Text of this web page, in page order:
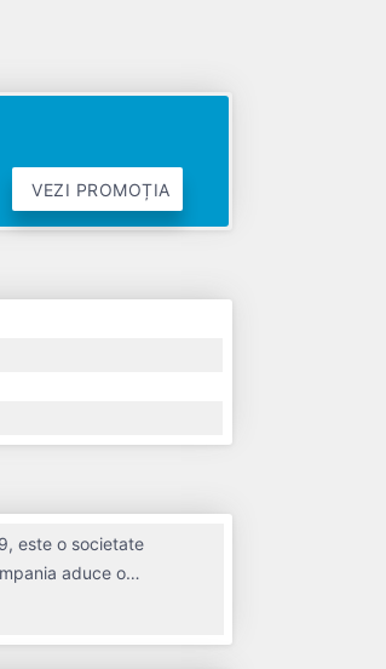
VEZI PROMOȚIA
este o societate
aduce o